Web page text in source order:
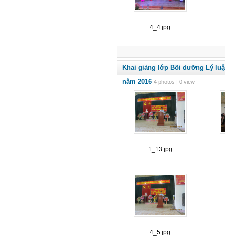
4_4.jpg
Khai giảng lớp Bồi dưỡng Lý
năm 2016 4 photos | 0 view
1_13.jpg
4_5.jpg